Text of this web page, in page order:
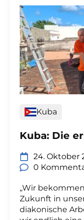
Kuba
Kuba: Die
24. Oktober
0
„Wir
Zukunft in
diakonische